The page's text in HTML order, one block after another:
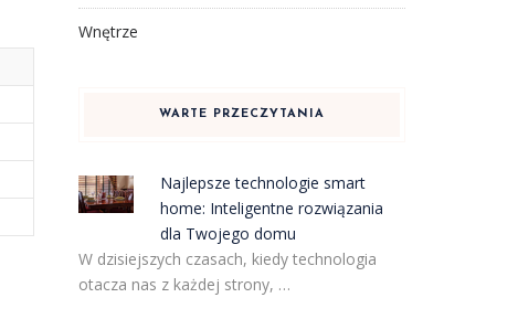
Wnętrze
WARTE PRZECZYTANIA
Najlepsze technologie smart
home: Inteligentne rozwiązania
dla Twojego domu
W dzisiejszych czasach, kiedy technologia
otacza nas z każdej strony, …